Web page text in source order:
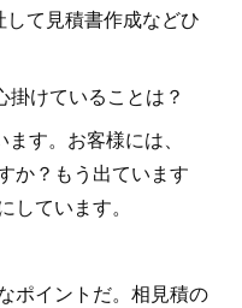
て見積書作成などひ
けていることは？
す。お客様には、
か？もう出ています
ています。
ポイントだ。相見積の